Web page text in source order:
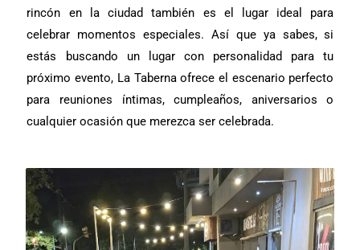
rincón en la ciudad también es el lugar ideal para
celebrar momentos especiales. Así que ya sabes, si
estás buscando un lugar con personalidad para tu
próximo evento, La Taberna ofrece el escenario perfecto
para reuniones íntimas, cumpleaños, aniversarios o
cualquier ocasión que merezca ser celebrada.